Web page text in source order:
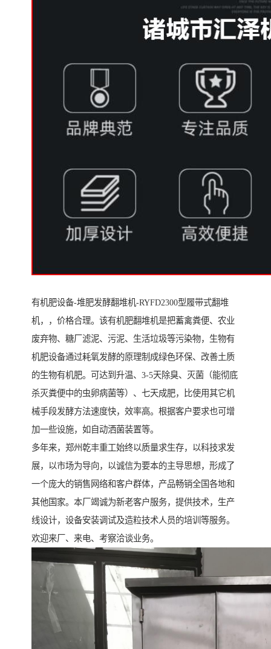
有机肥设备-堆肥发酵翻堆机-RYFD2300型履带式翻堆
机，，价格合理。该有机肥翻堆机是把蓄禽粪便、农业
废弃物、糖厂滤泥、污泥、生活垃圾等污染物，生物有
机肥设备通过耗氧发酵的原理制成绿色环保、改善土质
的生物有机肥。可达到升温、3-5天除臭、灭菌（能彻底
杀灭粪便中的虫卵病菌等）、七天成肥，比使用其它机
械手段发酵方法速度快，效率高。根据客户要求也可增
加一些设施，如自动洒菌装置等。
多年来，郑州乾丰重工始终以质量求生存，以科技求发
展，以市场为导向，以诚信为要本的主导思想，形成了
一个庞大的销售网络和客户群体，产品畅销全国各地和
其他国家。本厂竭诚为新老客户服务，提供技术，生产
线设计，设备安装调试及造粒技术人员的培训等服务。
欢迎来厂、来电、考察洽谈业务。